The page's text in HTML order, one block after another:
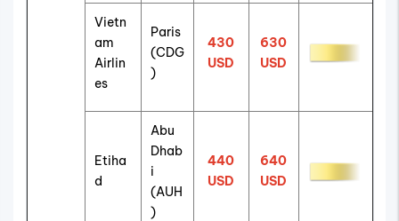
Vietn
am
Airlin
es
Paris
(CDG
)
430
USD
630
USD
Etiha
d
Abu
Dhab
i
(AUH
)
440
USD
640
USD